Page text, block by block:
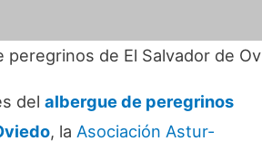
peregrinos de El Salvador de
del albergue de peregrinos
, la Asociación Astur-